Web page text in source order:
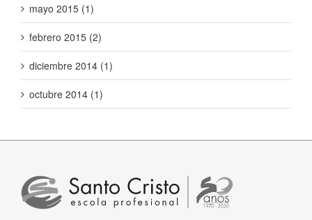
mayo 2015 (1)
febrero 2015 (2)
diciembre 2014 (1)
octubre 2014 (1)